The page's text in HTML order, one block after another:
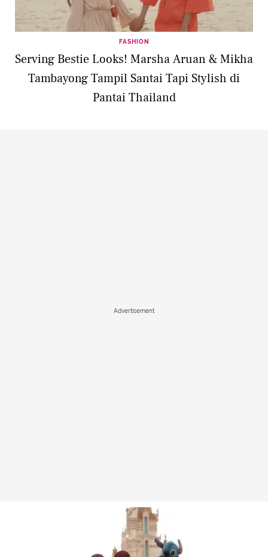
FASHION
Serving Bestie Looks! Marsha Aruan & Mikha
Tambayong Tampil Santai Tapi Stylish di
Pantai Thailand
Advertisement